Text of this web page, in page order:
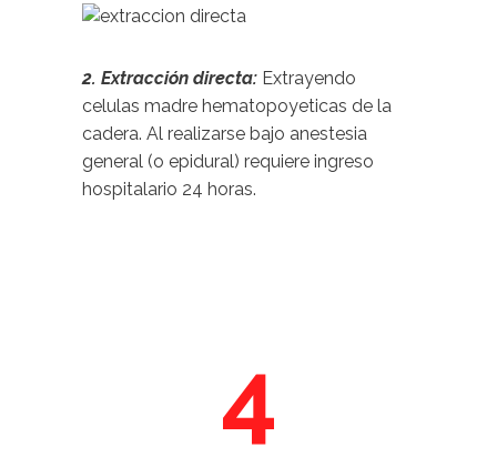
2. Extracción directa: Extrayendo
celulas madre hematopoyeticas de la
cadera. Al realizarse bajo anestesia
general (o epidural) requiere ingreso
hospitalario 24 horas.
4